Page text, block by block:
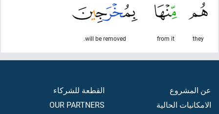
they
from it
will be removed.
عن المشروع
الامكانيات الحالية
القطعة للشركاء
OUR PARTNERS